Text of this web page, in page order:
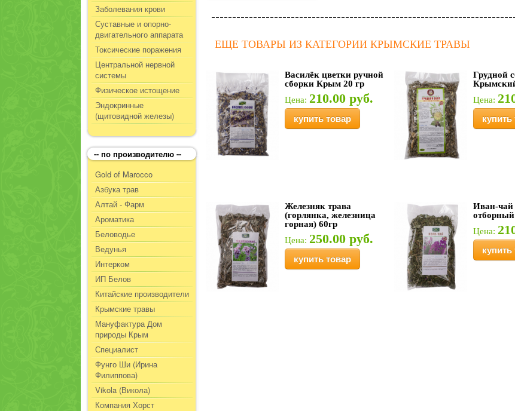
Заболевания крови
Суставные и опорно-
двигательного аппарата
Токсические поражения
Центральной нервной
системы
Физическое истощение
Эндокринные
(щитовидной железы)
-- по производителю --
Gold of Marocco
Азбука трав
Алтай - Фарм
Ароматика
Беловодье
Ведунья
Интерком
ИП Белов
Китайские производители
Крымские травы
Мануфактура Дом
природы Крым
Специалист
Фунго Ши (Ирина
Филиппова)
Vikola (Викола)
Компания Хорст
ЕЩЕ ТОВАРЫ ИЗ КАТЕГОРИИ КРЫМСКИЕ ТРАВЫ
Василёк цветки ручной
сборки Крым 20 гр
Цена: 210.00 руб.
купить товар
Грудной
Цена:
купить
Железняк трава
(горлянка, железница
горная) 60гр
Цена: 250.00 руб.
купить товар
Иван-
отборный
Цена:
купить